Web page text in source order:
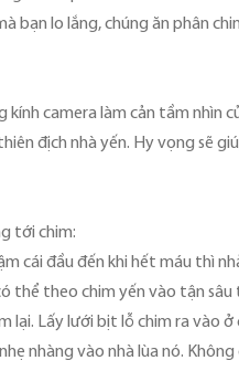
bạn lo lắng, chúng ăn phân
camera làm cản tầm nhìn
địch nhà yến. Hy vọng sẽ
tới chim:
cái đầu đến khi hết máu thì
thể theo chim yến vào tận
lại. Lấy lưới bịt lỗ chim ra vào ở
nhàng vào nhà lùa nó.